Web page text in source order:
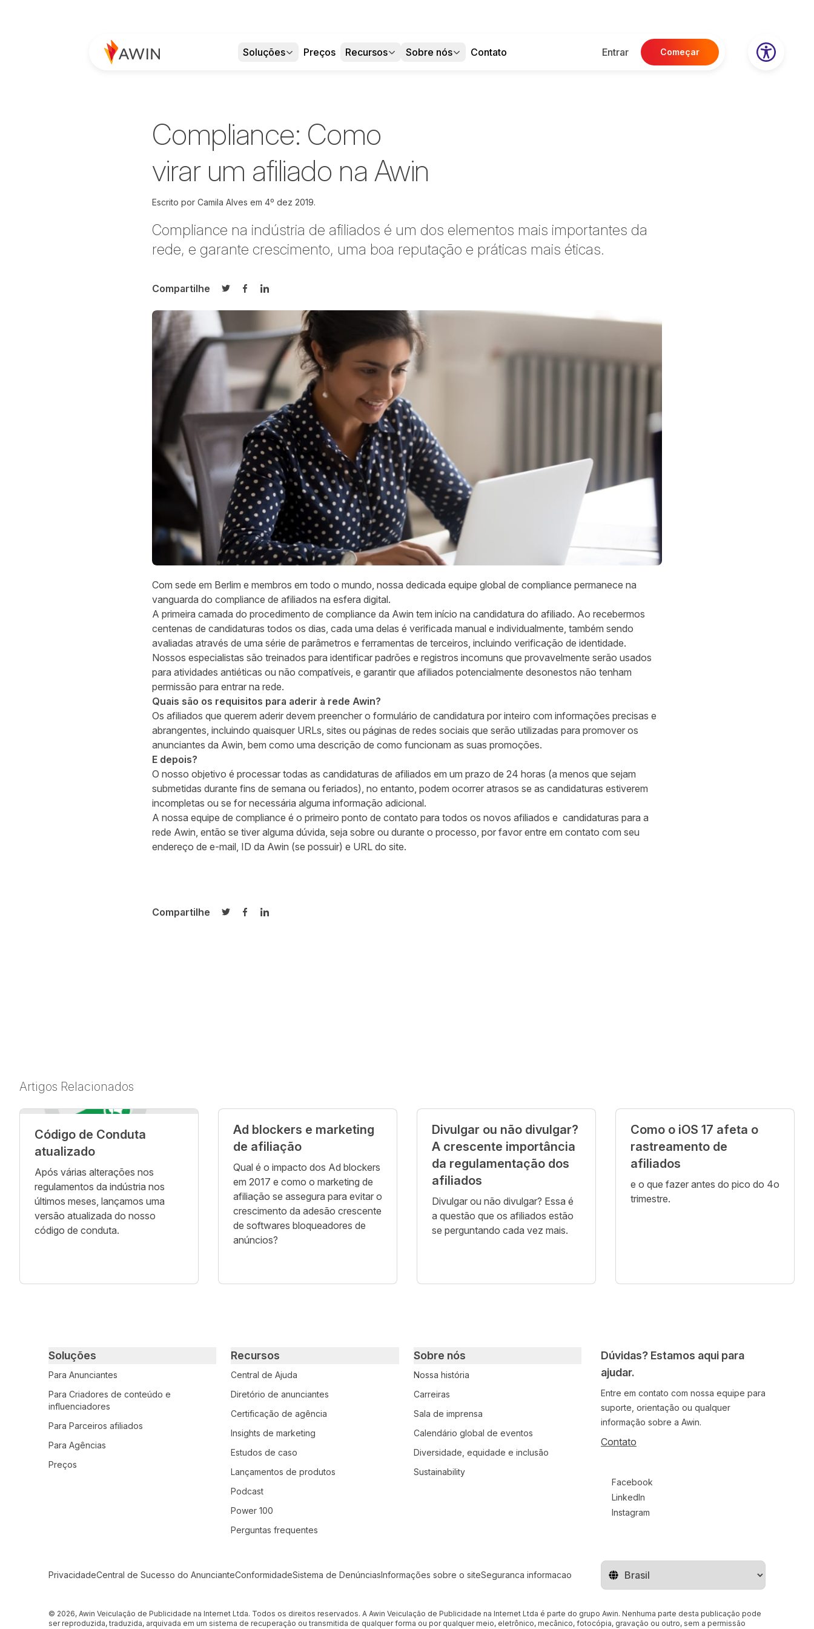
Soluções Preços Recursos Sobre nós Contato Entrar Começar
Compliance: Como
virar um afiliado na Awin
Escrito por Camila Alves em 4º dez 2019.
Compliance na indústria de afiliados é um dos elementos mais importantes da
rede, e garante crescimento, uma boa reputação e práticas mais éticas.
Compartilhe
Compartilhar no Twitter
Compartilhar no Facebook
Compartilhar no LinkedIn
Com sede em Berlim e membros em todo o mundo, nossa dedicada equipe global de compliance permanece na
vanguarda do compliance de afiliados na esfera digital.
A primeira camada do procedimento de compliance da Awin tem início na candidatura do afiliado. Ao recebermos
centenas de candidaturas todos os dias, cada uma delas é verificada manual e individualmente, também sendo
avaliadas através de uma série de parâmetros e ferramentas de terceiros, incluindo verificação de identidade.
Nossos especialistas são treinados para identificar padrões e registros incomuns que provavelmente serão usados
para atividades antiéticas ou não compatíveis, e garantir que afiliados potencialmente desonestos não tenham
permissão para entrar na rede.
Quais são os requisitos para aderir à rede Awin?
Os afiliados que querem aderir devem preencher o formulário de candidatura por inteiro com informações precisas e
abrangentes, incluindo quaisquer URLs, sites ou páginas de redes sociais que serão utilizadas para promover os
anunciantes da Awin, bem como uma descrição de como funcionam as suas promoções.
E depois?
O nosso objetivo é processar todas as candidaturas de afiliados em um prazo de 24 horas (a menos que sejam
submetidas durante fins de semana ou feriados), no entanto, podem ocorrer atrasos se as candidaturas estiverem
incompletas ou se for necessária alguma informação adicional.
A nossa equipe de compliance é o primeiro ponto de contato para todos os novos afiliados e candidaturas para a
rede Awin, então se tiver alguma dúvida, seja sobre ou durante o processo, por favor entre em contato com seu
endereço de e-mail, ID da Awin (se possuir) e URL do site.
Compartilhe
Compartilhar no Twitter
Compartilhar no Facebook
Compartilhar no LinkedIn
Artigos Relacionados
Código de Conduta
atualizado
Após várias alterações nos
regulamentos da indústria nos
últimos meses, lançamos uma
versão atualizada do nosso
código de conduta.
Ad blockers e marketing
de afiliação
Qual é o impacto dos Ad blockers
em 2017 e como o marketing de
afiliação se assegura para evitar o
crescimento da adesão crescente
de softwares bloqueadores de
anúncios?
Divulgar ou não divulgar?
A crescente importância
da regulamentação dos
afiliados
Divulgar ou não divulgar? Essa é
a questão que os afiliados estão
se perguntando cada vez mais.
Como o iOS 17 afeta o
rastreamento de
afiliados
e o que fazer antes do pico do 4o
trimestre.
Mude o território
Dúvidas? Estamos aqui para
ajudar.
Entre em contato com nossa equipe para
suporte, orientação ou qualquer
informação sobre a Awin.
Contato
Facebook
LinkedIn
Instagram
Primary footer navigation
Soluções
Para Anunciantes
Para Criadores de conteúdo e
influenciadores
Para Parceiros afiliados
Para Agências
Preços
Recursos
Central de Ajuda
Diretório de anunciantes
Certificação de agência
Insights de marketing
Estudos de caso
Lançamentos de produtos
Podcast
Power 100
Perguntas frequentes
Sobre nós
Nossa história
Carreiras
Sala de imprensa
Calendário global de eventos
Diversidade, equidade e inclusão
Sustainability
Secondary Footer Navigation
PrivacidadeCentral de Sucesso do AnuncianteConformidadeSistema de DenúnciasInformações sobre o siteSeguranca informacao
© 2026, Awin Veiculação de Publicidade na Internet Ltda. Todos os direitos reservados. A Awin Veiculação de Publicidade na Internet Ltda é parte do grupo Awin. Nenhuma parte desta publicação pode
ser reproduzida, traduzida, arquivada em um sistema de recuperação ou transmitida de qualquer forma ou por qualquer meio, eletrônico, mecânico, fotocópia, gravação ou outro, sem a permissão